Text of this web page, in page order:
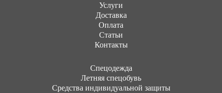
Услуги
Доставка
Оплата
Статьи
Контакты
Cпецодежда
Летняя спецобувь
Средства индивидуальной защиты